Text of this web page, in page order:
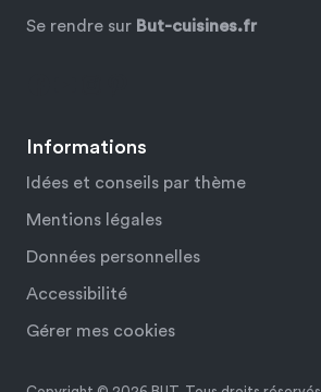
Informations
Idées et conseils par thème
Mentions légales
Données personnelles
Accessibilité
Gérer mes cookies
Se rendre sur But-cuisines.fr